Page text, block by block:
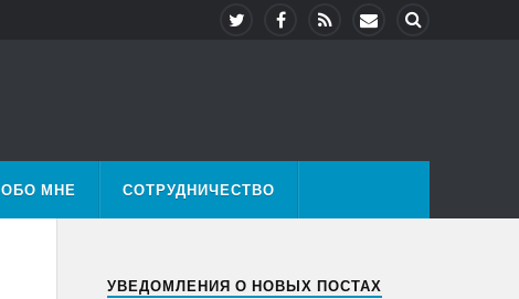
ОБО МНЕ СОТРУДНИЧЕСТВО
УВЕДОМЛЕНИЯ О НОВЫХ ПОСТАХ